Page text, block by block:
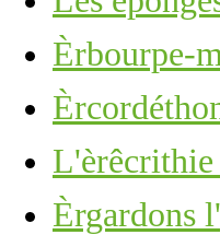
Èrbourpe-
L'èrêcrithie
Èrgardons